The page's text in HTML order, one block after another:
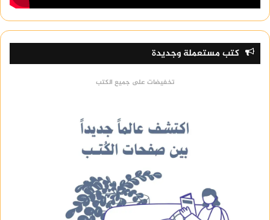
كتب مستعملة وجديدة
تخفيضات على جميع الكتب